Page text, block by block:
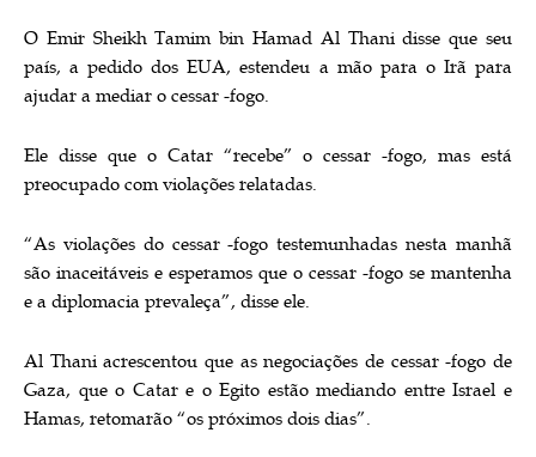
O Emir Sheikh Tamim bin Hamad Al Thani disse que seu
país, a pedido dos EUA, estendeu a mão para o Irã para
ajudar a mediar o cessar -fogo.
Ele disse que o Catar “recebe” o cessar -fogo, mas está
preocupado com violações relatadas.
“As violações do cessar -fogo testemunhadas nesta manhã
são inaceitáveis ​​e esperamos que o cessar -fogo se mantenha
e a diplomacia prevaleça”, disse ele.
Al Thani acrescentou que as negociações de cessar -fogo de
Gaza, que o Catar e o Egito estão mediando entre Israel e
Hamas, retomarão “os próximos dois dias”.